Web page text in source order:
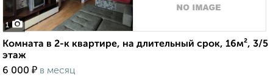
1
Комната в 2-к квартире, на длительный срок, 16м², 3/5
этаж
6 000 ₽ в месяц